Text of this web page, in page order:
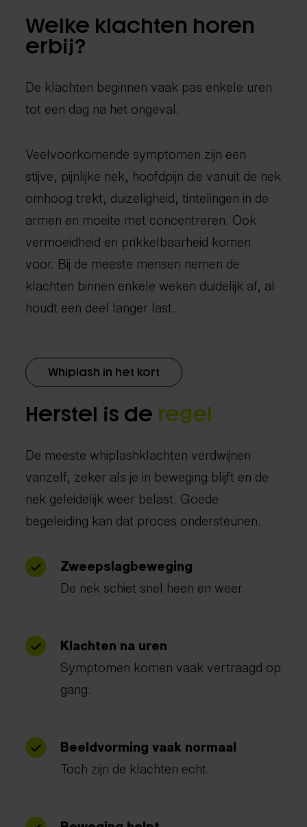
Welke klachten horen
erbij?
De klachten beginnen vaak pas enkele uren
tot een dag na het ongeval.
Veelvoorkomende symptomen zijn een
stijve, pijnlijke nek, hoofdpijn die vanuit de nek
omhoog trekt, duizeligheid, tintelingen in de
armen en moeite met concentreren. Ook
vermoeidheid en prikkelbaarheid komen
voor. Bij de meeste mensen nemen de
klachten binnen enkele weken duidelijk af, al
houdt een deel langer last.
Whiplash in het kort
Herstel is de regel
De meeste whiplashklachten verdwijnen
vanzelf, zeker als je in beweging blijft en de
nek geleidelijk weer belast. Goede
begeleiding kan dat proces ondersteunen.
Zweepslagbeweging
De nek schiet snel heen en weer.
Klachten na uren
Symptomen komen vaak vertraagd op
gang.
Beeldvorming vaak normaal
Toch zijn de klachten echt.